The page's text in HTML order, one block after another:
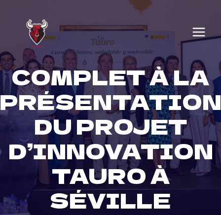
content
COMPLET À LA
PRÉSENTATION
DU PROJET
D’INNOVATION
TAURO À
SÉVILLE